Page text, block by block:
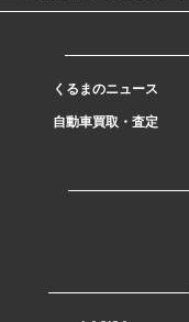
くるまのニュース
自動車買取・査定